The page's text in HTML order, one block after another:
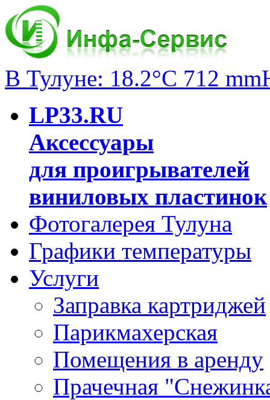
В Тулуне: 18.2°C 712
LP33.RU
Аксессуары
для проигрывателей
виниловых пластинок
Фотогалерея Тулуна
Графики температуры
Услуги
Заправка картриджей
Парикмахерская
Помещения в аренду
Прачечная